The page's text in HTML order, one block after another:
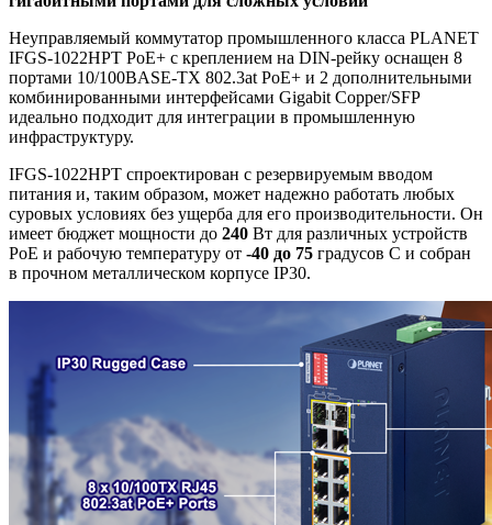
Неуправляемый коммутатор промышленного класса PLANET
IFGS-1022HPT PoE+ с креплением на DIN-рейку оснащен 8
портами 10/100BASE-TX 802.3at PoE+ и 2 дополнительными
комбинированными интерфейсами Gigabit Copper/SFP
идеально подходит для интеграции в промышленную
инфраструктуру.
IFGS-1022HPT спроектирован с резервируемым вводом
питания и, таким образом, может надежно работать любых
суровых условиях без ущерба для его производительности. Он
имеет бюджет мощности до 240 Вт для различных устройств
PoE и рабочую температуру от -40 до 75 градусов C и собран
в прочном металлическом корпусе IP30.